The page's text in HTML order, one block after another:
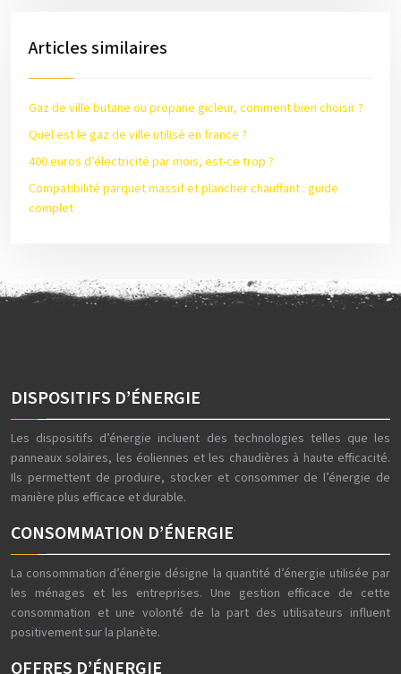
Articles similaires
Gaz de ville butane ou propane gicleur, comment bien choisir ?
Quel est le gaz de ville utilisé en france ?
400 euros d’électricité par mois, est-ce trop ?
Compatibilité parquet massif et plancher chauffant : guide
complet
DISPOSITIFS D’ÉNERGIE
Les dispositifs d’énergie incluent des technologies telles que les
panneaux solaires, les éoliennes et les chaudières à haute efficacité.
Ils permettent de produire, stocker et consommer de l’énergie de
manière plus efficace et durable.
CONSOMMATION D’ÉNERGIE
La consommation d’énergie désigne la quantité d’énergie utilisée par
les ménages et les entreprises. Une gestion efficace de cette
consommation et une volonté de la part des utilisateurs influent
positivement sur la planète.
OFFRES D’ÉNERGIE